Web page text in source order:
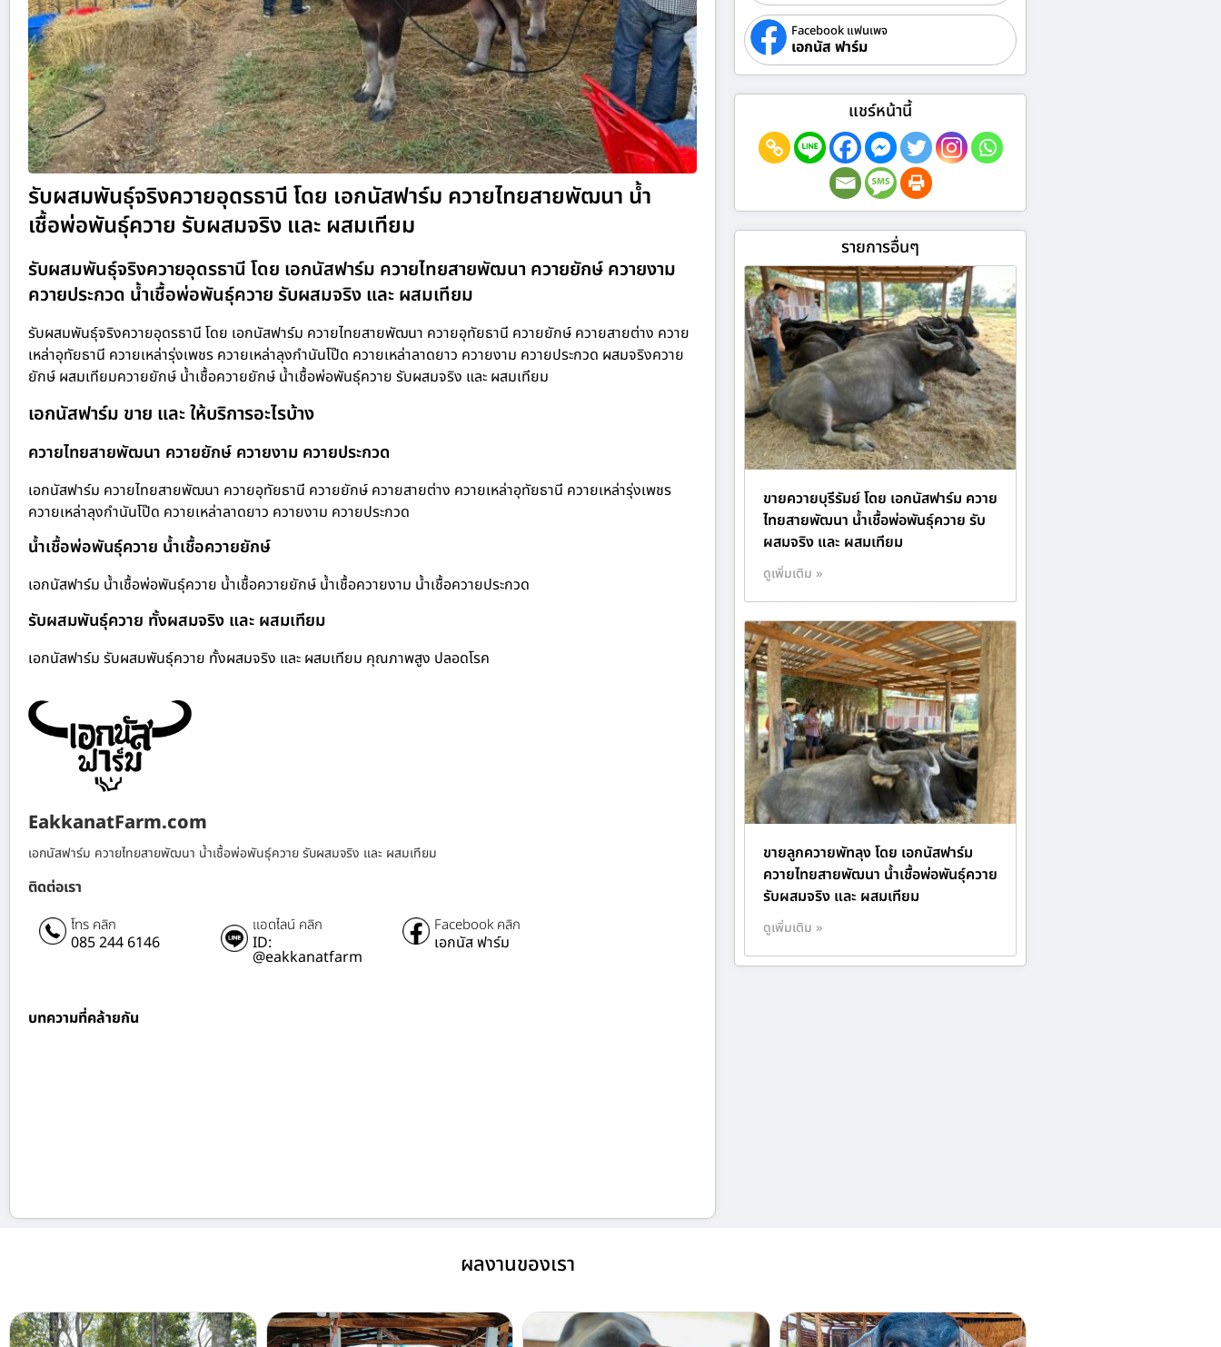
รับผสมพันธุ์จริงควายอุดรธานี โดย เอกนัสฟาร์ม ควายไทยสายพัฒนา น้ำ
เชื้อพ่อพันธุ์ควาย รับผสมจริง และ ผสมเทียม
รับผสมพันธุ์จริงควายอุดรธานี โดย เอกนัสฟาร์ม ควายไทยสายพัฒนา ควายยักษ์ ควายงาม
ควายประกวด น้ำเชื้อพ่อพันธุ์ควาย รับผสมจริง และ ผสมเทียม
รับผสมพันธุ์จริงควายอุดรธานี โดย เอกนัสฟาร์ม ควายไทยสายพัฒนา ควายอุทัยธานี ควายยักษ์ ควายสายต่าง ควาย
เหล่าอุทัยธานี ควายเหล่ารุ่งเพชร ควายเหล่าลุงกำนันโป๊ด ควายเหล่าลาดยาว ควายงาม ควายประกวด ผสมจริงควาย
ยักษ์ ผสมเทียมควายยักษ์ น้ำเชื้อควายยักษ์ น้ำเชื้อพ่อพันธุ์ควาย รับผสมจริง และ ผสมเทียม
เอกนัสฟาร์ม ขาย และ ให้บริการอะไรบ้าง
ควายไทยสายพัฒนา ควายยักษ์ ควายงาม ควายประกวด
เอกนัสฟาร์ม ควายไทยสายพัฒนา ควายอุทัยธานี ควายยักษ์ ควายสายต่าง ควายเหล่าอุทัยธานี ควายเหล่ารุ่งเพชร
ควายเหล่าลุงกำนันโป๊ด ควายเหล่าลาดยาว ควายงาม ควายประกวด
น้ำเชื้อพ่อพันธุ์ควาย น้ำเชื้อควายยักษ์
เอกนัสฟาร์ม น้ำเชื้อพ่อพันธุ์ควาย น้ำเชื้อควายยักษ์ น้ำเชื้อควายงาม น้ำเชื้อควายประกวด
รับผสมพันธุ์ควาย ทั้งผสมจริง และ ผสมเทียม
เอกนัสฟาร์ม รับผสมพันธุ์ควาย ทั้งผสมจริง และ ผสมเทียม คุณภาพสูง ปลอดโรค
EakkanatFarm.com
เอกนัสฟาร์ม ควายไทยสายพัฒนา น้ำเชื้อพ่อพันธุ์ควาย รับผสมจริง และ ผสมเทียม
ติดต่อเรา
โทร คลิก
085 244 6146
แอดไลน์ คลิก
ID:
@eakkanatfarm
Facebook คลิก
เอกนัส ฟาร์ม
บทความที่คล้ายกัน
Facebook แฟนเพจ
เอกนัส ฟาร์ม
แชร์หน้านี้
รายการอื่นๆ
ขายควายบุรีรัมย์ โดย เอกนัสฟาร์ม ควาย
ไทยสายพัฒนา น้ำเชื้อพ่อพันธุ์ควาย รับ
ผสมจริง และ ผสมเทียม
ดูเพิ่มเติม »
ขายลูกควายพัทลุง โดย เอกนัสฟาร์ม
ควายไทยสายพัฒนา น้ำเชื้อพ่อพันธุ์ควาย
รับผสมจริง และ ผสมเทียม
ดูเพิ่มเติม »
ผลงานของเรา